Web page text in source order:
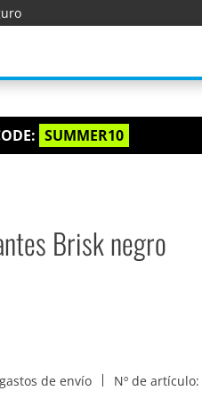
SUMMER10
Brisk negro
de envío Nº de artículo: